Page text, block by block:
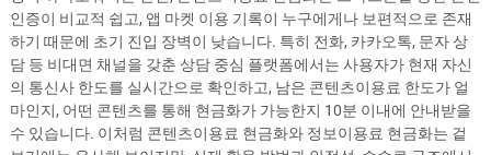
인증이 비교적 쉽고, 앱 마켓 이용 기록이 누구에게나 보편적으로 존재
하기 때문에 초기 진입 장벽이 낮습니다. 특히 전화, 카카오톡, 문자 상
담 등 비대면 채널을 갖춘 상담 중심 플랫폼에서는 사용자가 현재 자신
의 통신사 한도를 실시간으로 확인하고, 남은 콘텐츠이용료 한도가 얼
마인지, 어떤 콘텐츠를 통해 현금화가 가능한지 10분 이내에 안내받을
수 있습니다. 이처럼 콘텐츠이용료 현금화와 정보이용료 현금화는 겉